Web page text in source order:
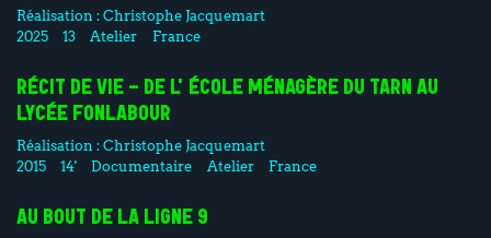
Réalisation :Christophe Jacquemart
2025
13 Atelier France
RÉCIT DE VIE - DE L'ÉCOLE MÉNAGÈRE DU TARN AU
LYCÉE FONLABOUR
Réalisation :Christophe Jacquemart
2015
14' Documentaire Atelier France
AU BOUT DE LA LIGNE 9